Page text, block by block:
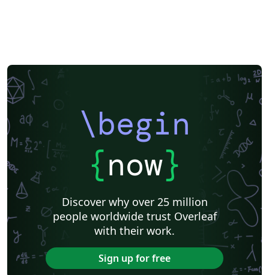
\begin
{now}
Discover why over 25 million
people worldwide trust Overleaf
with their work.
Sign up for free